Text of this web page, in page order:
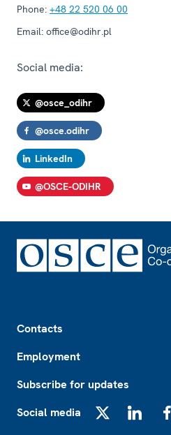
Phone: +48 22 520 06 00
Email: office@odihr.pl
Social media:
@osce_odihr
@osce.odihr
LinkedIn
@OSCE-ODIHR
Contacts
Employment
Subscribe for updates
Social media